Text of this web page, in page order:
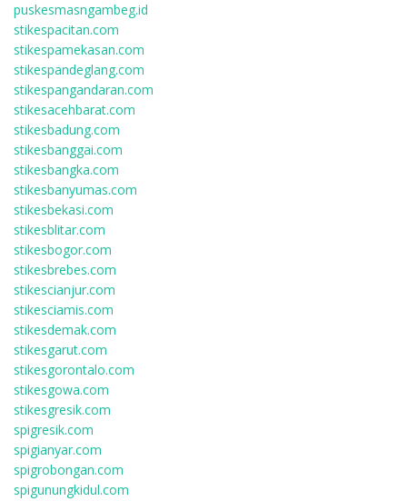
puskesmasngambeg.id
stikespacitan.com
stikespamekasan.com
stikespandeglang.com
stikespangandaran.com
stikesacehbarat.com
stikesbadung.com
stikesbanggai.com
stikesbangka.com
stikesbanyumas.com
stikesbekasi.com
stikesblitar.com
stikesbogor.com
stikesbrebes.com
stikescianjur.com
stikesciamis.com
stikesdemak.com
stikesgarut.com
stikesgorontalo.com
stikesgowa.com
stikesgresik.com
spigresik.com
spigianyar.com
spigrobongan.com
spigunungkidul.com